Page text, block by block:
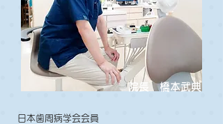
院長 橋本武典
日本歯周病学会会員